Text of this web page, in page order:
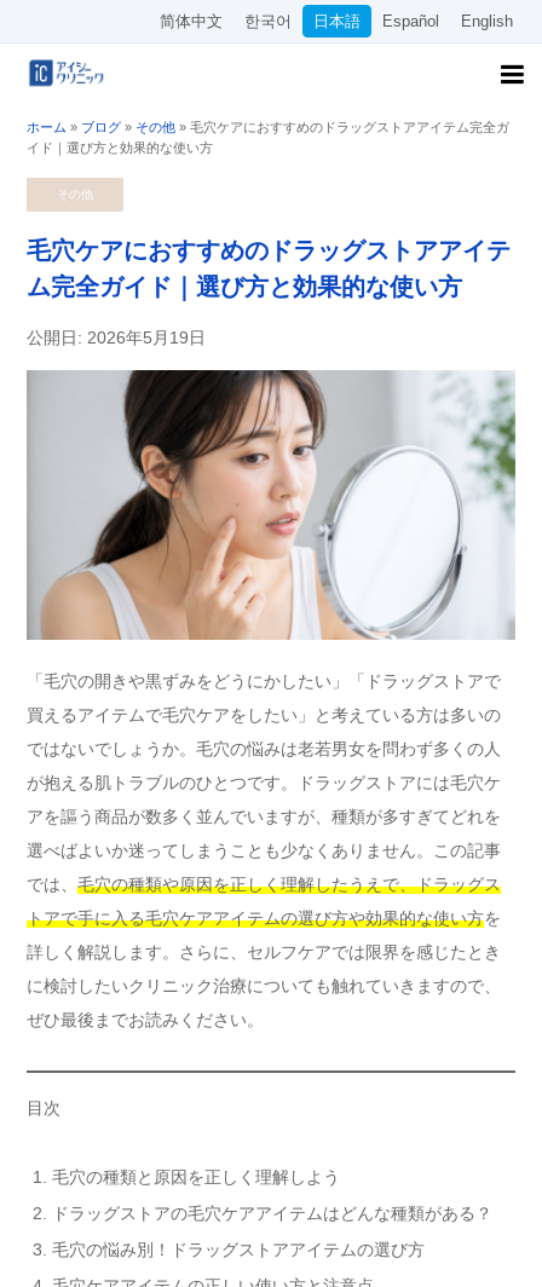
简体中文 한국어 日本語 Español English
ホーム » ブログ » その他 » 毛穴ケアにおすすめのドラッグストアアイテム完全ガ
イド｜選び方と効果的な使い方
その他
毛穴ケアにおすすめのドラッグストアアイテ
ム完全ガイド｜選び方と効果的な使い方
公開日: 2026年5月19日
「毛穴の開きや黒ずみをどうにかしたい」「ドラッグストアで
買えるアイテムで毛穴ケアをしたい」と考えている方は多いの
ではないでしょうか。毛穴の悩みは老若男女を問わず多くの人
が抱える肌トラブルのひとつです。ドラッグストアには毛穴ケ
アを謳う商品が数多く並んでいますが、種類が多すぎてどれを
選べばよいか迷ってしまうことも少なくありません。この記事
では、 毛穴の種類や原因を正しく理解したうえで、ドラッグス
トアで手に入る毛穴ケアアイテムの選び方や効果的な使い方を
詳しく解説します。さらに、セルフケアでは限界を感じたとき
に検討したいクリニック治療についても触れていきますので、
ぜひ最後までお読みください。
目次
毛穴の種類と原因を正しく理解しよう
ドラッグストアの毛穴ケアアイテムはどんな種類がある？
毛穴の悩み別！ドラッグストアアイテムの選び方